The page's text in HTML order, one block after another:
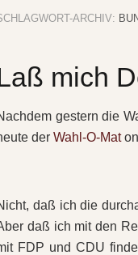
ARCHIV:
mich
gestern die
der Wahl-O-Mat
daß ich die
daß ich mit den
FDP und CDU